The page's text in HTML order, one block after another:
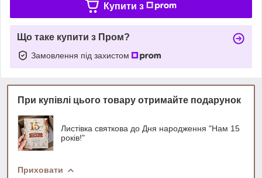
Купити з
Що таке купити з Пром?
Замовлення під захистом
При купівлі цього товару отримайте подарунок
Листівка святкова до Дня народження "Нам 15
років!"
Приховати